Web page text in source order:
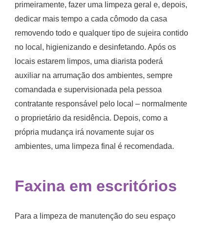
primeiramente, fazer uma limpeza geral e, depois,
dedicar mais tempo a cada cômodo da casa
removendo todo e qualquer tipo de sujeira contido
no local, higienizando e desinfetando. Após os
locais estarem limpos, uma diarista poderá
auxiliar na arrumação dos ambientes, sempre
comandada e supervisionada pela pessoa
contratante responsável pelo local – normalmente
o proprietário da residência. Depois, como a
própria mudança irá novamente sujar os
ambientes, uma limpeza final é recomendada.
Faxina em escritórios
Para a limpeza de manutenção do seu espaço